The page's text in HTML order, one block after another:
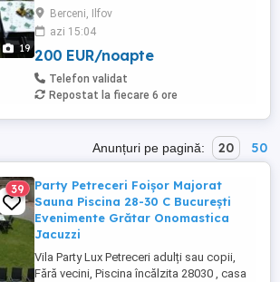
19
450mp S+P+2E lângă București ( Berceni-
Ilfov) , asfalt, Uber Bolt ,pentru cazare
regim hotelier, petreceri copii, pool party ,
onomastici , nunti , botezuri, team building
, filmări , ședințe foto, clipuri video, ...
Berceni, Ilfov
azi 15:04
200 EUR/noapte
Telefon validat
Repostat la fiecare 6 ore
Anunțuri pe pagină: 20 50
39
Party Petreceri Foișor Majorat
Sauna Piscina 28-30 C București
Evenimente Grătar Onomastica
Jacuzzi
Vila Party Lux Petreceri adulți sau copii,
Fără vecini, Piscina încălzita 28030 , casa